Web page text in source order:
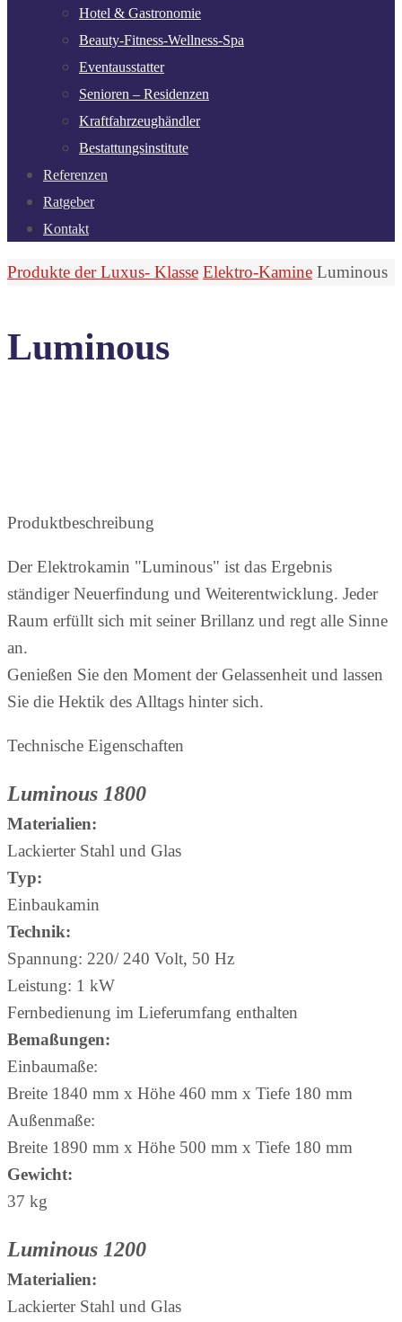
Hotel & Gastronomie
Beauty-Fitness-Wellness-Spa
Eventausstatter
Senioren – Residenzen
Kraftfahrzeughändler
Bestattungsinstitute
Referenzen
Ratgeber
Kontakt
Start
Produkte der Luxus- Klasse Elektro-Kamine Luminous
Luminous
Produktbeschreibung
Der Elektrokamin "Luminous" ist das Ergebnis
ständiger Neuerfindung und Weiterentwicklung. Jeder
Raum erfüllt sich mit seiner Brillanz und regt alle Sinne
an.
Genießen Sie den Moment der Gelassenheit und lassen
Sie die Hektik des Alltags hinter sich.
Technische Eigenschaften
Luminous 1800
Materialien:
Lackierter Stahl und Glas
Typ:
Einbaukamin
Technik:
Spannung: 220/ 240 Volt, 50 Hz
Leistung: 1 kW
Fernbedienung im Lieferumfang enthalten
Bemaßungen:
Einbaumaße:
Breite 1840 mm x Höhe 460 mm x Tiefe 180 mm
Außenmaße:
Breite 1890 mm x Höhe 500 mm x Tiefe 180 mm
Gewicht:
37 kg
Luminous 1200
Materialien:
Lackierter Stahl und Glas